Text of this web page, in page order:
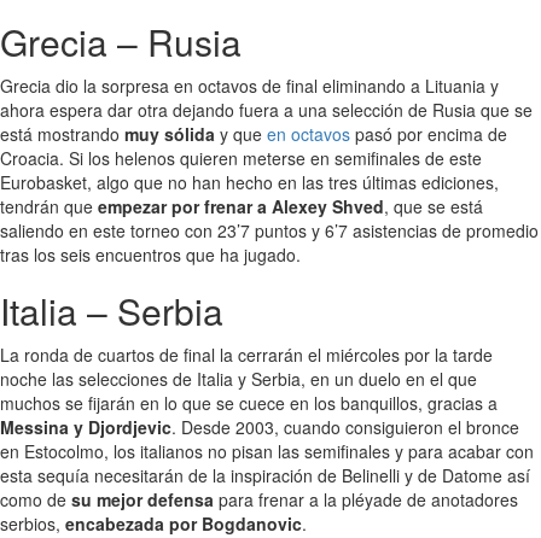
Grecia – Rusia
Grecia dio la sorpresa en octavos de final eliminando a Lituania y
ahora espera dar otra dejando fuera a una selección de Rusia que se
está mostrando muy sólida y que en octavos pasó por encima de
Croacia. Si los helenos quieren meterse en semifinales de este
Eurobasket, algo que no han hecho en las tres últimas ediciones,
tendrán que empezar por frenar a Alexey Shved, que se está
saliendo en este torneo con 23’7 puntos y 6’7 asistencias de promedio
tras los seis encuentros que ha jugado.
Italia – Serbia
La ronda de cuartos de final la cerrarán el miércoles por la tarde
noche las selecciones de Italia y Serbia, en un duelo en el que
muchos se fijarán en lo que se cuece en los banquillos, gracias a
Messina y Djordjevic. Desde 2003, cuando consiguieron el bronce
en Estocolmo, los italianos no pisan las semifinales y para acabar con
esta sequía necesitarán de la inspiración de Belinelli y de Datome así
como de su mejor defensa para frenar a la pléyade de anotadores
serbios, encabezada por Bogdanovic.